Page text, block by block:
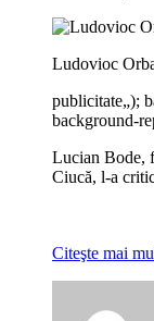
Ludovioc
publicitate„);
background-
Lucian Bode,
Ciucă, l-a
Citeşte mai